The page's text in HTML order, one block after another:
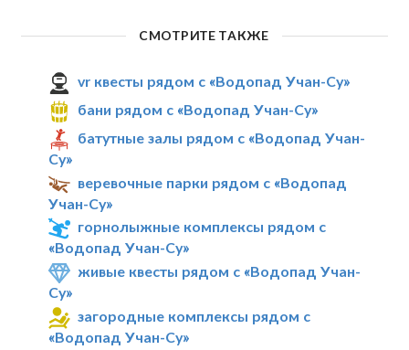
СМОТРИТЕ ТАКЖЕ
vr квесты рядом с «Водопад Учан-Су»
бани рядом с «Водопад Учан-Су»
батутные залы рядом с «Водопад Учан-
Су»
веревочные парки рядом с «Водопад
Учан-Су»
горнолыжные комплексы рядом с
«Водопад Учан-Су»
живые квесты рядом с «Водопад Учан-
Су»
загородные комплексы рядом с
«Водопад Учан-Су»